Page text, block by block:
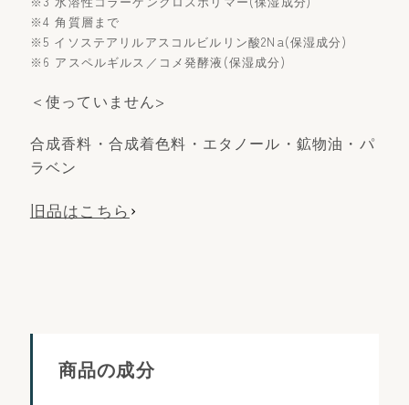
※4 角質層まで
※5 イソステアリルアスコルビルリン酸2Na(保湿成分)
※6 アスペルギルス／コメ発酵液(保湿成分)
＜使っていません>
合成香料・合成着色料・エタノール・鉱物油・パ
ラベン
旧品はこちら
商品の成分